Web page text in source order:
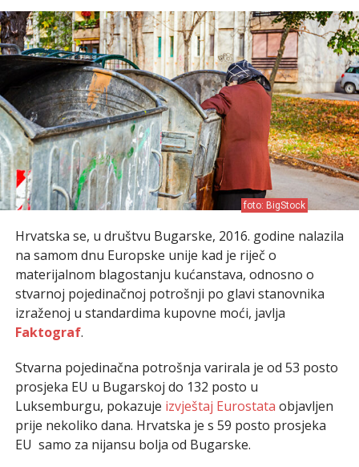
foto: BigStock
Hrvatska se, u društvu Bugarske, 2016. godine nalazila
na samom dnu Europske unije kad je riječ o
materijalnom blagostanju kućanstava, odnosno o
stvarnoj pojedinačnoj potrošnji po glavi stanovnika
izraženoj u standardima kupovne moći, javlja
Faktograf.
Stvarna pojedinačna potrošnja varirala je od 53 posto
prosjeka EU u Bugarskoj do 132 posto u
Luksemburgu, pokazuje izvještaj Eurostata objavljen
prije nekoliko dana. Hrvatska je s 59 posto prosjeka
EU samo za nijansu bolja od Bugarske.